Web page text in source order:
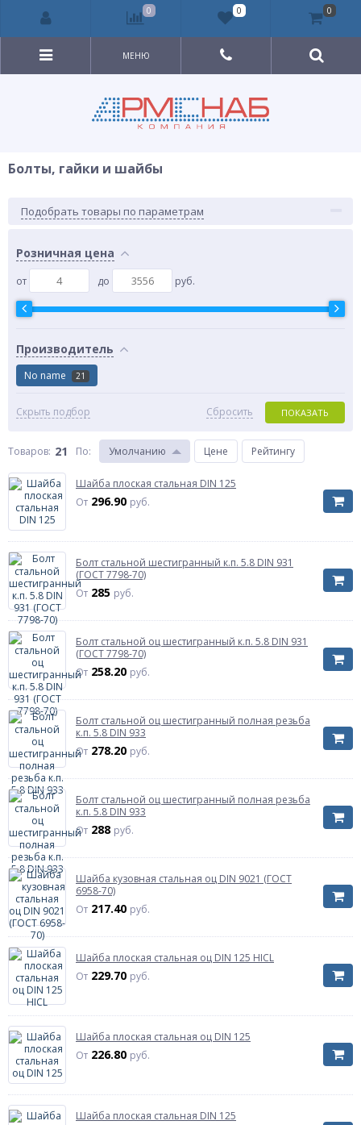
МЕНЮ
Болты, гайки и шайбы
Подобрать товары по параметрам
Розничная цена
от до руб.
Производитель
No name 21
Скрыть подбор ПОКАЗАТЬ
Сбросить
Товаров: 21 По: Умолчанию Цене Рейтингу
Шайба плоская стальная DIN 125
От 296.90 руб.
Болт стальной шестигранный к.п. 5.8 DIN 931
(ГОСТ 7798-70)
От 285 руб.
Болт стальной оц шестигранный к.п. 5.8 DIN 931
(ГОСТ 7798-70)
От 258.20 руб.
Болт стальной оц шестигранный полная резьба
к.п. 5.8 DIN 933
От 278.20 руб.
Болт стальной оц шестигранный полная резьба
к.п. 5.8 DIN 933
От 288 руб.
Шайба кузовная стальная оц DIN 9021 (ГОСТ
6958-70)
От 217.40 руб.
Шайба плоская стальная оц DIN 125 HICL
От 229.70 руб.
Шайба плоская стальная оц DIN 125
От 226.80 руб.
Шайба плоская стальная DIN 125
0 0 0